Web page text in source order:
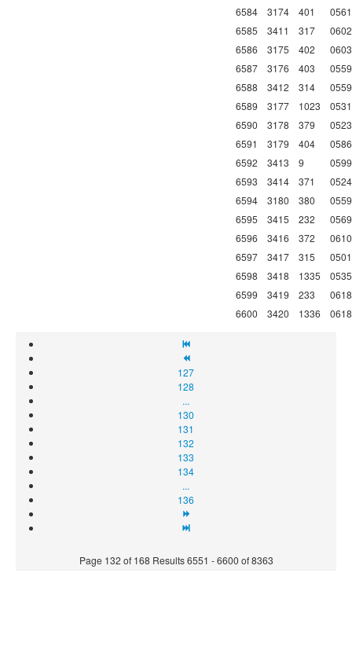
6584
3174 401
6585
3411 317
6586
3175 402
6587
3176 403
6588
3412 314
6589
3177 1023
6590
3178 379
6591
3179 404
6592
3413 9
6593
3414 371
6594
3180 380
6595
3415 232
6596
3416 372
6597
3417 315
6598
3418 1335
6599
3419 233
6600
3420 1336
127
128
...
130
131
132
133
134
...
136
Page 132 of 168 Results 6551 - 6600 of 8363